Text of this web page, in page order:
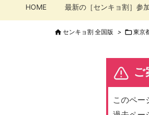
HOME 最新の［センキョ割］参
 センキョ割 全国版 > 東京